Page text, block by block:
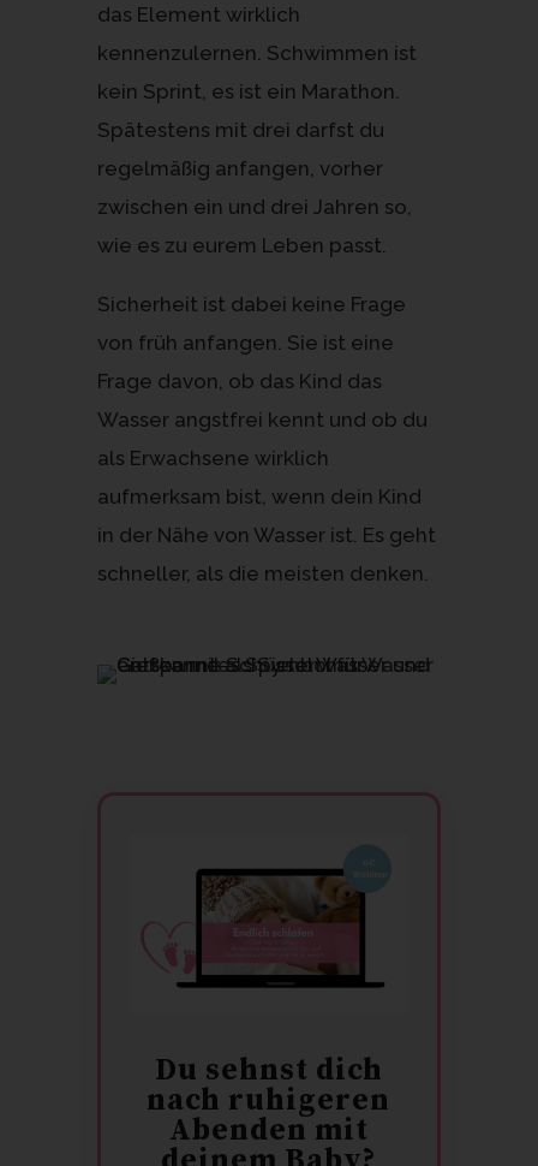
das Element wirklich
kennenzulernen. Schwimmen ist
kein Sprint, es ist ein Marathon.
Spätestens mit drei darfst du
regelmäßig anfangen, vorher
zwischen ein und drei Jahren so,
wie es zu eurem Leben passt.
Sicherheit ist dabei keine Frage
von früh anfangen. Sie ist eine
Frage davon, ob das Kind das
Wasser angstfrei kennt und ob du
als Erwachsene wirklich
aufmerksam bist, wenn dein Kind
in der Nähe von Wasser ist. Es geht
schneller, als die meisten denken.
Du sehnst dich
nach ruhigeren
Abenden mit